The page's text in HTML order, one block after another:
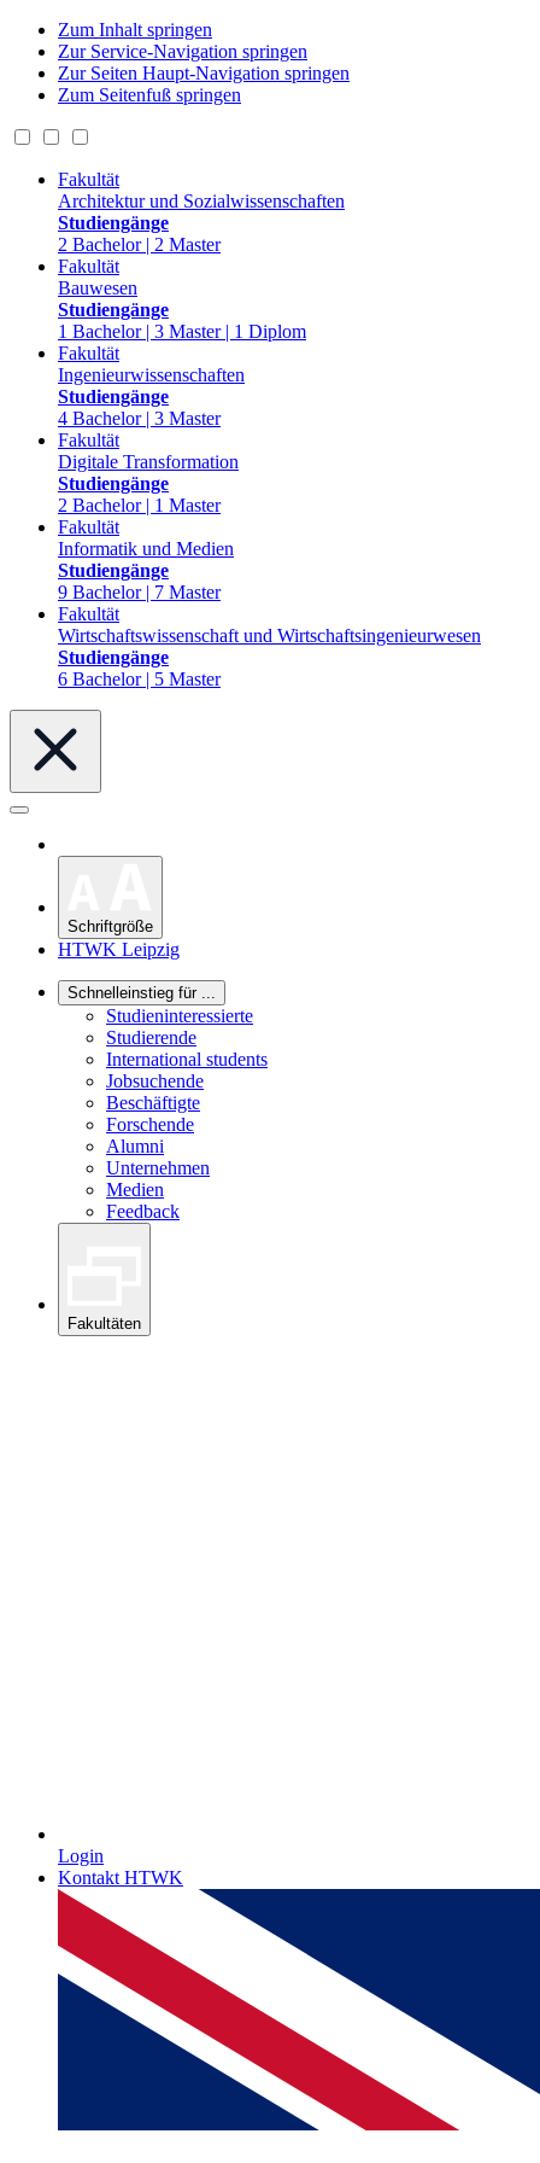
Zum Inhalt springen
Zur Service-Navigation springen
Zur Seiten Haupt-Navigation springen
Zum Seitenfuß springen
Fakultät
Architektur und Sozialwissenschaften
Studiengänge
2 Bachelor | 2 Master
Fakultät
Bauwesen
Studiengänge
1 Bachelor | 3 Master | 1 Diplom
Fakultät
Ingenieurwissenschaften
Studiengänge
4 Bachelor | 3 Master
Fakultät
Digitale Transformation
Studiengänge
2 Bachelor | 1 Master
Fakultät
Informatik und Medien
Studiengänge
9 Bachelor | 7 Master
Fakultät
Wirtschaftswissenschaft und Wirtschaftsingenieurwesen
Studiengänge
6 Bachelor | 5 Master
Schriftgröße
HTWK Leipzig
Schnelleinstieg für ...
Studieninteressierte
Studierende
International students
Jobsuchende
Beschäftigte
Forschende
Alumni
Unternehmen
Medien
Feedback
Fakultäten
Login
Kontakt HTWK